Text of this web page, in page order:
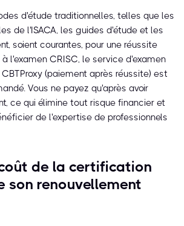
d'étude traditionnelles, telles que les
de l'ISACA, les guides d'étude et les
soient courantes, pour une réussite
l'examen CRISC, le service d'examen
(paiement après réussite) est
Vous ne payez qu'après avoir
ce qui élimine tout risque financier et
de l'expertise de professionnels
de la certification
son renouvellement